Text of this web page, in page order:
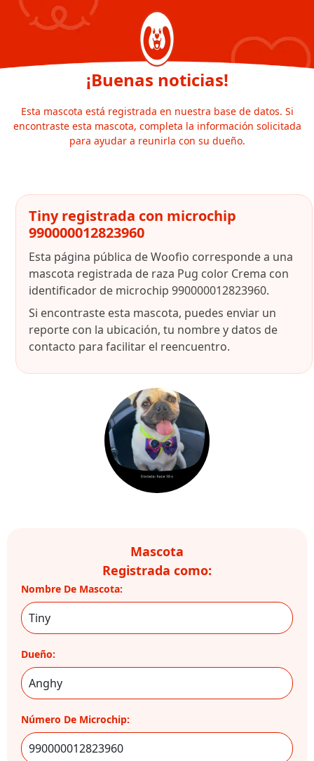
¡Buenas noticias!
Esta mascota está registrada en nuestra base de datos. Si
encontraste esta mascota, completa la información solicitada
para ayudar a reunirla con su dueño.
Tiny registrada con microchip
990000012823960
Esta página pública de Woofio corresponde a una
mascota registrada de raza Pug color Crema con
identificador de microchip 990000012823960.
Si encontraste esta mascota, puedes enviar un
reporte con la ubicación, tu nombre y datos de
contacto para facilitar el reencuentro.
Mascota
Registrada como:
Nombre De Mascota:
Dueño:
Número De Microchip: